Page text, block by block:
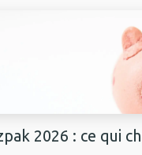
2026 : ce qui